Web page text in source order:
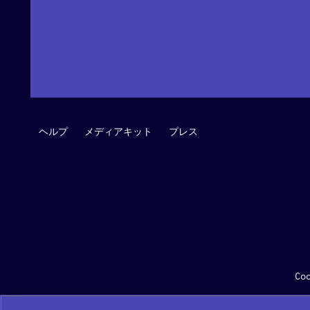
ヘルプ メディアキット プレス